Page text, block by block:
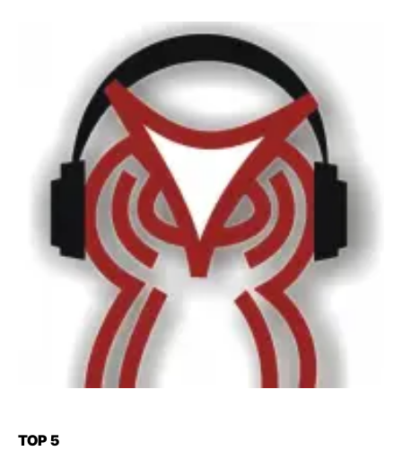
Desafío Colectivo: El Transporte
Público como motor y deuda en el
Mercosur